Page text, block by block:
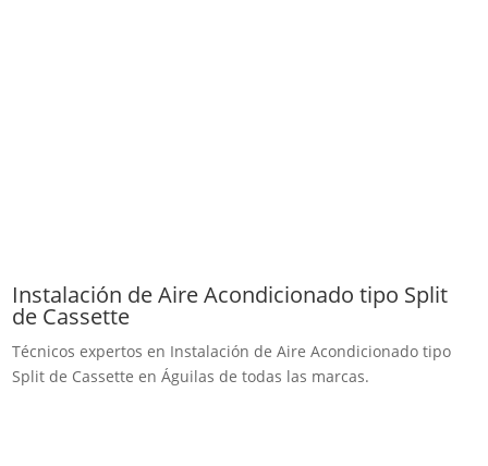
Instalación de Aire Acondicionado tipo Split
de Cassette
Técnicos expertos en Instalación de Aire Acondicionado tipo
Split de Cassette en Águilas de todas las marcas.